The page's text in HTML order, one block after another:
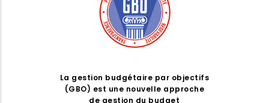
La gestion budgétaire par objectifs
(GBO) est une nouvelle approche
de gestion du budget